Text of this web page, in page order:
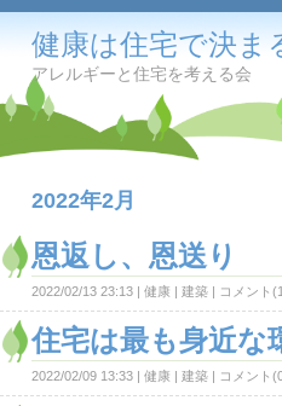
健康は住宅で決ま
アレルギーと住宅を考える会
2022年2月
恩返し、恩送り
2022/02/13 23:13 健康 建築 コメント
住宅は最も身近な
2022/02/09 13:33 健康 建築 コメント